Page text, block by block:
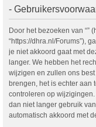
-
Door het bezoeken van “”
“https://dhra.nl/Forums”),
je niet akkoord gaat met
langer. We hebben het
wijzigen en zullen ons
brengen, het is echter aan
controleren op
dan niet langer gebruik van
automatisch akkoord met